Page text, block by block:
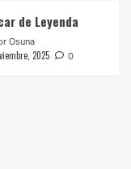
de Leyenda
Osuna
2025 0